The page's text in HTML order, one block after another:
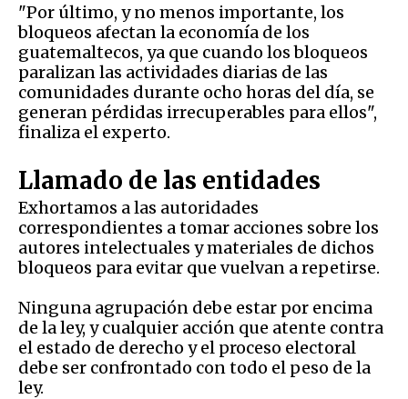
"Por último, y no menos importante, los
bloqueos afectan la economía de los
guatemaltecos, ya que cuando los bloqueos
paralizan las actividades diarias de las
comunidades durante ocho horas del día, se
generan pérdidas irrecuperables para ellos",
finaliza el experto.
Llamado de las entidades
Exhortamos a las autoridades
correspondientes a tomar acciones sobre los
autores intelectuales y materiales de dichos
bloqueos para evitar que vuelvan a repetirse.
Ninguna agrupación debe estar por encima
de la ley, y cualquier acción que atente contra
el estado de derecho y el proceso electoral
debe ser confrontado con todo el peso de la
ley.